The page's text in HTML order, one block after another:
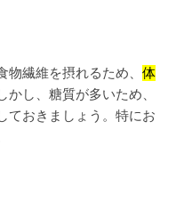
繊維を摂れるため、 体
し、糖質が多いため、
ておきましょう。特にお